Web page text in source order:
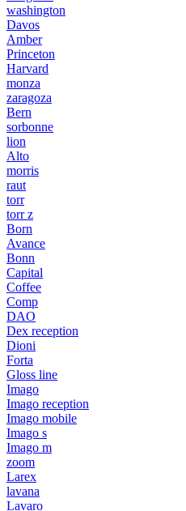
washington
Davos
Amber
Princeton
Harvard
monza
zaragoza
Bern
sorbonne
lion
Alto
morris
raut
torr
torr z
Born
Avance
Bonn
Capital
Coffee
Comp
DAO
Dex reception
Dioni
Forta
Gloss line
Imago
Imago reception
Imago mobile
Imago s
Imago m
zoom
Larex
lavana
Lavaro